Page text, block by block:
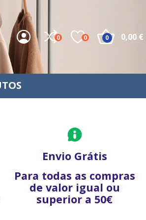
0 0 0,00 €
0
Envio Grátis
Para todas as compras
de valor igual ou
superior a 50€